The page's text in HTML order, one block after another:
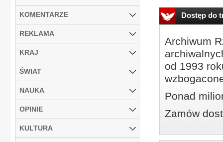
Dostęp do
Archiwum
od 1993
Ponad
Zamów
KOMENTARZE
REKLAMA
KRAJ
ŚWIAT
NAUKA
OPINIE
KULTURA